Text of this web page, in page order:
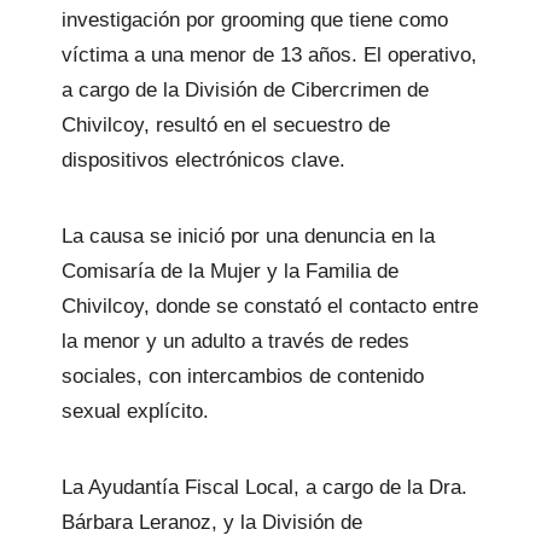
investigación por grooming que tiene como
víctima a una menor de 13 años. El operativo,
a cargo de la División de Cibercrimen de
Chivilcoy, resultó en el secuestro de
dispositivos electrónicos clave.
La causa se inició por una denuncia en la
Comisaría de la Mujer y la Familia de
Chivilcoy, donde se constató el contacto entre
la menor y un adulto a través de redes
sociales, con intercambios de contenido
sexual explícito.
La Ayudantía Fiscal Local, a cargo de la Dra.
Bárbara Leranoz, y la División de